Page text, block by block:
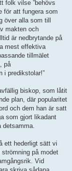
folk vilse ”behövs
för att fungera som
alla som till
makten och
är nedbrytande på
mest effektiva
tillmälet
på
i predikstolar!”
biskop, som låtit
plan, där popularitet
och dem han är satt
som gjort likadant
detsamma.
ett hederligt sätt vi
på modet
Vid